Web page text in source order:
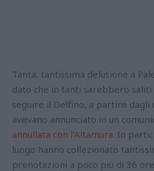
Tanta, tantissima delusione a
dato che in tanti sarebbero
seguire il Delfino, a partire dagli
avevano annunciato in un
annullata con l'Altamura. In
luogo hanno collezionato
prenotazioni a poco più di 36